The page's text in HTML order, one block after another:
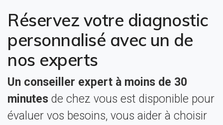
Réservez votre diagnostic
personnalisé avec un de
nos experts
Un conseiller expert à moins de 30
minutes de chez vous est disponible pour
évaluer vos besoins, vous aider à choisir